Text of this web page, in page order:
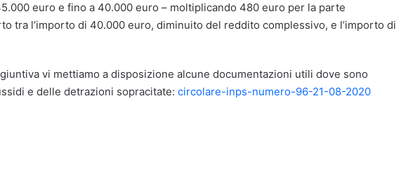
euro e fino a 40.000 euro – moltiplicando 480 euro per la parte
tra l’importo di 40.000 euro, diminuito del reddito complessivo, e l’importo di
vi mettiamo a disposizione alcune documentazioni utili dove sono
e delle detrazioni sopracitate: circolare-inps-numero-96-21-08-2020